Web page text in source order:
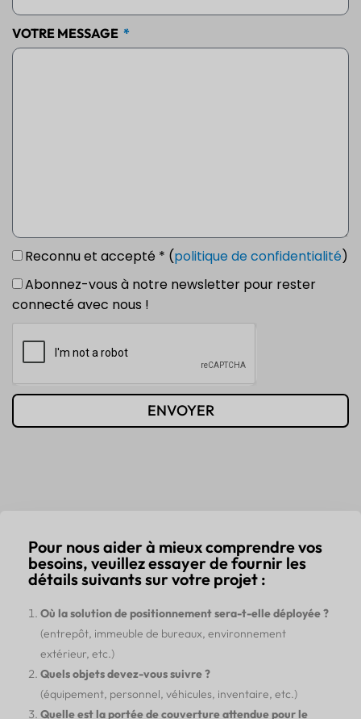
VOTRE MESSAGE
Reconnu et accepté * (politique de confidentialité)
Abonnez-vous à notre newsletter pour rester
connecté avec nous !
ENVOYER
Pour nous aider à mieux comprendre vos
besoins, veuillez essayer de fournir les
détails suivants sur votre projet :
Où la solution de positionnement sera-t-elle déployée ?
(entrepôt, immeuble de bureaux, environnement
extérieur, etc.)
Quels objets devez-vous suivre ?
(équipement, personnel, véhicules, inventaire, etc.)
Quelle est la portée de couverture attendue pour le